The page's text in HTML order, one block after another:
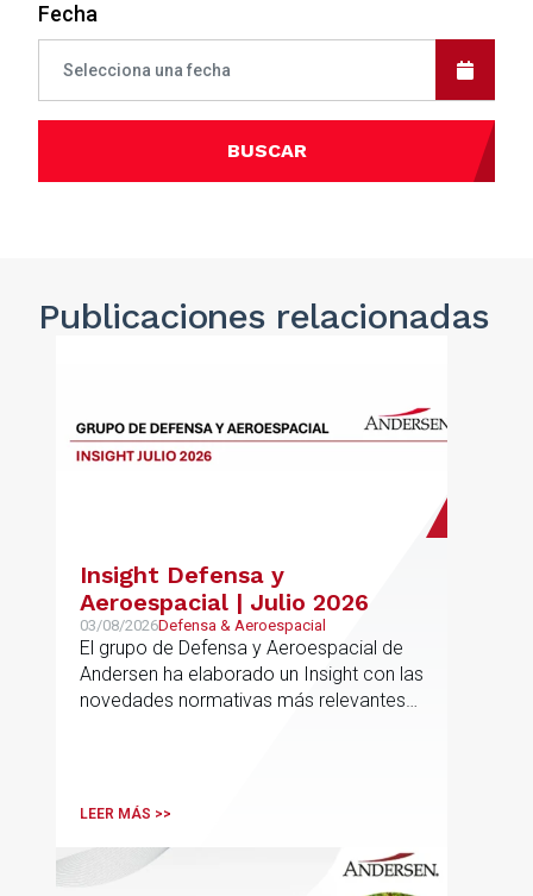
Fecha
BUSCAR
Publicaciones relacionadas
Insight Defensa y
Aeroespacial | Julio 2026
03/08/2026Defensa & Aeroespacial
El grupo de Defensa y Aeroespacial de
Andersen ha elaborado un Insight con las
novedades normativas más relevantes
LEER MÁS >>